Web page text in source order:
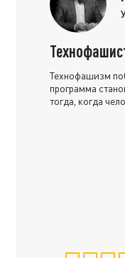
Технофашизм
программа
тогда, когда